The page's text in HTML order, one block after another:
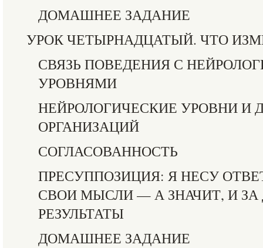
ДОМАШНЕЕ ЗАДАНИЕ
УРОК ЧЕТЫРНАДЦАТЫЙ. ЧТО
СВЯЗЬ ПОВЕДЕНИЯ С
УРОВНЯМИ
НЕЙРОЛОГИЧЕСКИЕ УРОВНИ И
ОРГАНИЗАЦИЙ
СОГЛАСОВАННОСТЬ
ПРЕСУППОЗИЦИЯ: Я НЕСУ
СВОИ МЫСЛИ — А ЗНАЧИТ, И
РЕЗУЛЬТАТЫ
ДОМАШНЕЕ ЗАДАНИЕ